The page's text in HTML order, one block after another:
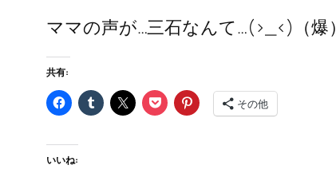
ママの声が…三石なんて…(>_<)（爆）
共有:
その他
いいね: